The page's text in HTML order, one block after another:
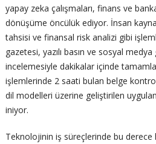
yapay zeka çalışmaları, finans ve
dönüşüme öncülük ediyor. İnsan
tahsisi ve finansal risk analizi gibi
gazetesi, yazılı basın ve sosyal
incelemesiyle dakikalar içinde
işlemlerinde 2 saati bulan belge
dil modelleri üzerine geliştirilen
iniyor.
Teknolojinin iş süreçlerinde bu derece